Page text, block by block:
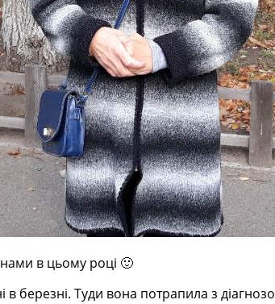
в цьому році 🙂
березні. Туди вона потрапила з